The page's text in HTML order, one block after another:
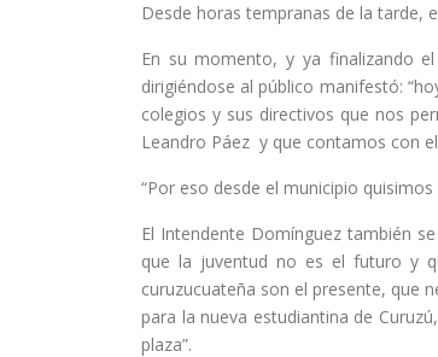
Desde horas tempranas de la tarde,
En su momento, y ya finalizando
dirigiéndose al público manifestó:
colegios y sus directivos que nos
Leandro Páez y que contamos con
“Por eso desde el municipio
El Intendente Domínguez también
que la juventud no es el futuro y
curuzucuateña son el presente, que
para la nueva estudiantina de
plaza”.